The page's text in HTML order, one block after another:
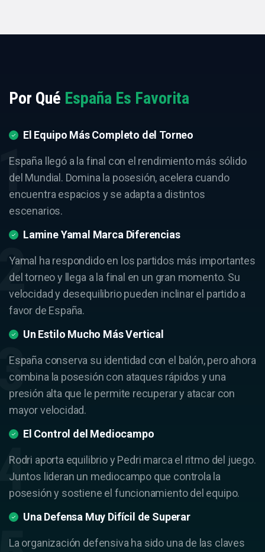
Por Qué España Es Favorita
El Equipo Más Completo del Torneo
España llegó a la final con el rendimiento más sólido
del Mundial. Domina la posesión, acelera cuando
encuentra espacios y se adapta a distintos
escenarios.
Lamine Yamal Marca Diferencias
Yamal ha respondido en los partidos más importantes
del torneo y llega a la final en un gran momento. Su
velocidad y desequilibrio pueden inclinar el partido a
favor de España.
Un Estilo Mucho Más Vertical
España conserva su identidad con el balón, pero ahora
combina la posesión con ataques rápidos y una
presión alta que le permite recuperar y atacar con
mayor velocidad.
El Control del Mediocampo
Rodri aporta equilibrio y Pedri marca el ritmo del juego.
Juntos lideran un mediocampo que controla la
posesión y sostiene el funcionamiento del equipo.
Una Defensa Muy Difícil de Superar
La organización defensiva ha sido una de las claves